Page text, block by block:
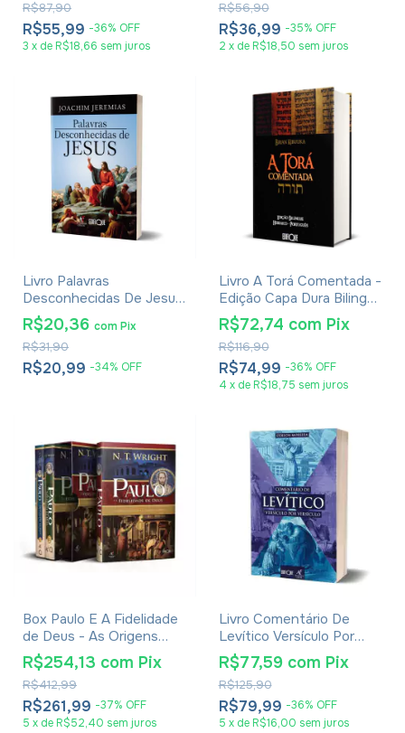
III, IV, V, VI e VII
R$55,99 -36% OFF
R$87,90
3 x de R$18,66 sem juros
R$36,99 -35% OFF
R$56,90
2 x de R$18,50 sem juros
Livro Palavras
Desconhecidas De Jesus
- Joachim Jeremias
R$20,99 -34% OFF
R$31,90
R$20,36 comPix
Livro A Torá Comentada -
Edição Capa Dura Bilingue
Hebraico-Português -
Brian Kibuuka
R$74,99 -36% OFF
R$116,90
R$72,74 com Pix
4 x de R$18,75 sem juros
Box Paulo E A Fidelidade
de Deus - As Origens
Cristãs e a Questão de
Deus - N. T. Wright
R$261,99 -37% OFF
R$412,99
R$254,13 com Pix
5 x de R$52,40 sem juros
Livro Comentário De
Levítico Versículo Por
Versículo - Odilon Moreira
R$79,99 -36% OFF
R$125,90
R$77,59 com Pix
5 x de R$16,00 sem juros